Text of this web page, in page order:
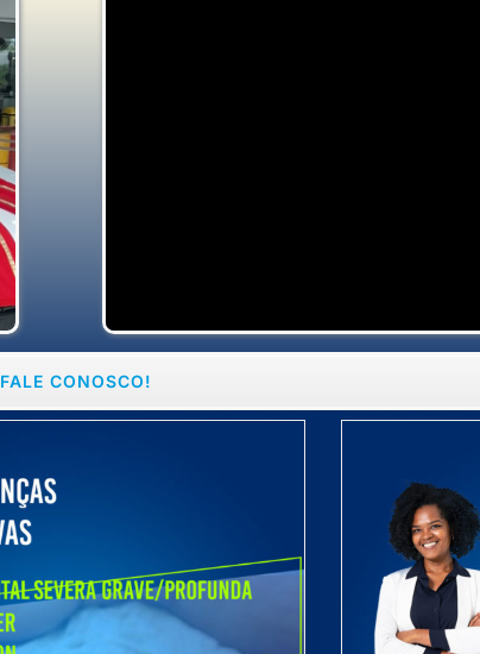
FALE CONOSCO!